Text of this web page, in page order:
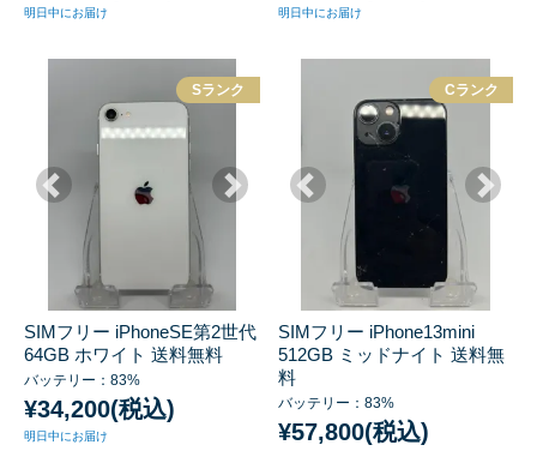
明日中にお届け 明日中にお届け
Sランク
SIMフリー iPhoneSE第2世代
64GB ホワイト 送料無料
バッテリー：83%
¥34,200(税込)
明日中にお届け
Cランク
SIMフリー iPhone13mini
512GB ミッドナイト 送料無
料
バッテリー：83%
¥57,800(税込)